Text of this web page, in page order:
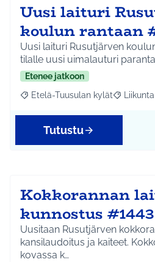
Uusi laituri
koulun rantaan
Uusi laituri Rusutjärven koulun
tilalle uusi uimalauturi
Etenee jatkoon
Rajaa tulokset aihepiirin mukaan:
Etelä-Tuusulan kylät Rajaa
Tutustu
Kokkorannan
kunnostus #1443
Uusitaan Rusutjärven
kansilaudoitus ja kaiteet. Kokkoranta on myös
kovassa k…